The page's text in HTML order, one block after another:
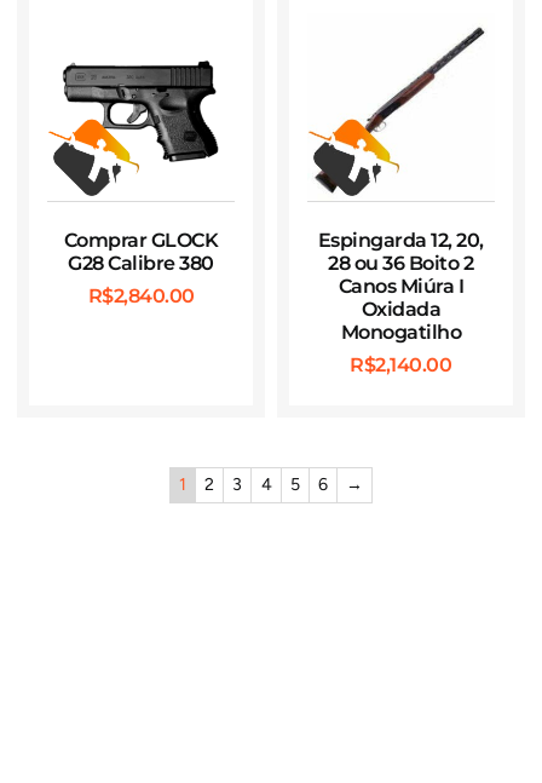
Comprar GLOCK
G28 Calibre 380
R$2,840.00
Espingarda 12, 20,
28 ou 36 Boito 2
Canos Miúra I
Oxidada
Monogatilho
R$2,140.00
1 2 3 4 5 6 →